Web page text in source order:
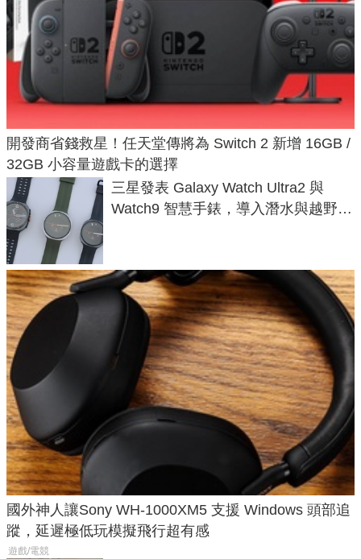
開發商省錢救星！任天堂傳將為 Switch 2 新增 16GB /
32GB 小容量遊戲卡的選擇
三星發表 Galaxy Watch Ultra2 與
Watch9 智慧手錶，導入潛水與越野跑
國外神人讓Sony WH-1000XM5 支援 Windows 頭部追
蹤，延遲極低玩模擬飛行超有感
遊戲/電競